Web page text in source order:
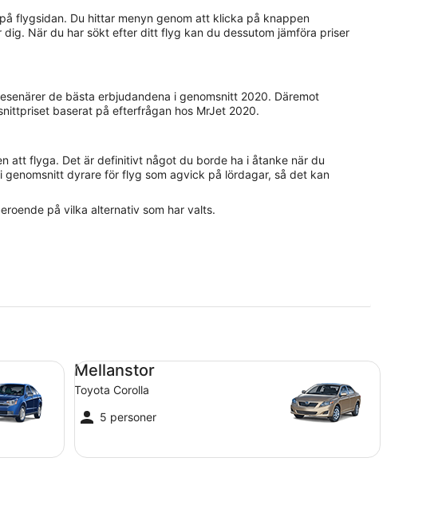
flygsidan. Du hittar menyn genom att klicka på knappen
När du har sökt efter ditt flyg kan du dessutom jämföra priser
de bästa erbjudandena i genomsnitt 2020. Däremot
baserat på efterfrågan hos MrJet 2020.
att flyga. Det är definitivt något du borde ha i åtanke när du
dyrare för flyg som agvick på lördagar, så det kan
på vilka alternativ som har valts.
Mellanstor
Toyota Corolla
5 personer
Mellanstor Toyota Corolla